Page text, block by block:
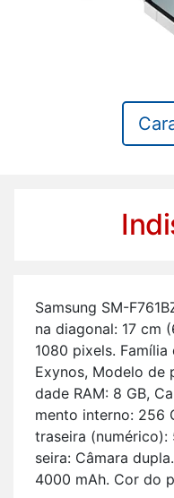
Sam­sung SM-
na di­a­gonal: 17 cm
1080 pi­xels.
Exynos, Mo­delo
dade RAM: 8 GB,
mento in­terno: 256
tra­seira
seira: Câ­mara
4000 mAh. Cor do